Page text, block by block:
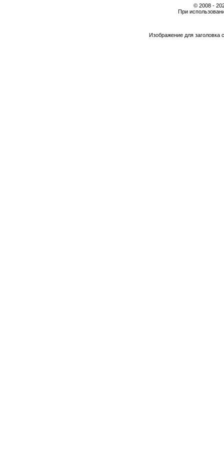
© 2008 -
При
Изображение для